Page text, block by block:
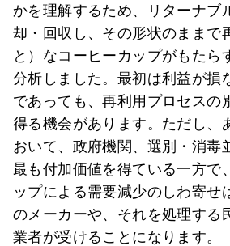
かを理解するため、リターナブ
却・回収し、その形状のままで
と）なコーヒーカップがもたら
分析しました。最初は利益が損
であっても、再利用プロセスの
得る機会があります。ただし、
おいて、政府機関、選別・消毒
最も付加価値を得ている一方で
ップによる需要減少のしわ寄せ
のメーカーや、それを処理する
業者が受けることになります。